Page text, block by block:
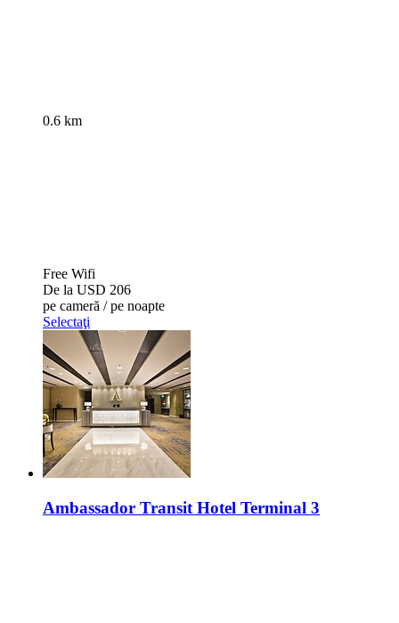
0.6 km
Free Wifi
De la USD 206
pe cameră / pe noapte
Selectaţi
Ambassador Transit Hotel Terminal 3